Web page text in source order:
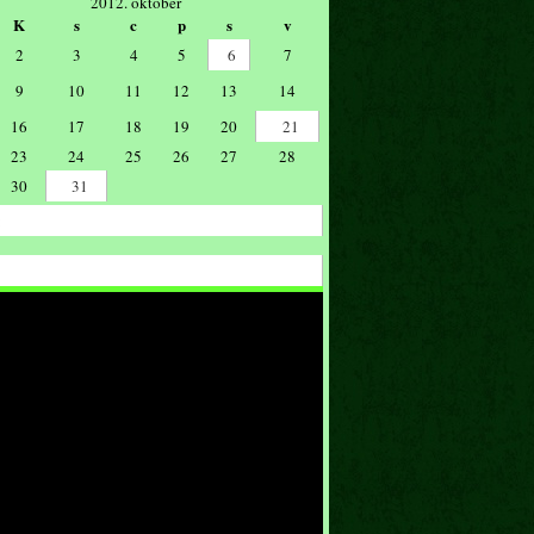
K s c p s v
2 3 4 5 6
7
9 10 11 12 13
14
16 17 18 19 20
21
23 24 25 26 27
28
30
31